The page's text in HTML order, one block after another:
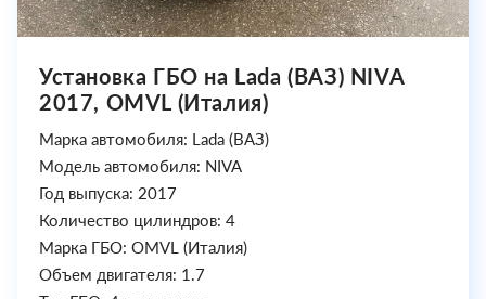
Установка ГБО на Lada (ВАЗ) NIVA
2017, OMVL (Италия)
Марка автомобиля: Lada (ВАЗ)
Модель автомобиля: NIVA
Год выпуска: 2017
Количество цилиндров: 4
Марка ГБО: OMVL (Италия)
Объем двигателя: 1.7